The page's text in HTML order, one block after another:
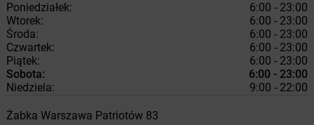
Poniedziałek:
6:00 - 23:00
Wtorek:
6:00 - 23:00
Środa:
6:00 - 23:00
Czwartek:
6:00 - 23:00
Piątek:
6:00 - 23:00
Sobota:
6:00 - 23:00
Niedziela:
9:00 - 22:00
Żabka Warszawa Patriotów 83